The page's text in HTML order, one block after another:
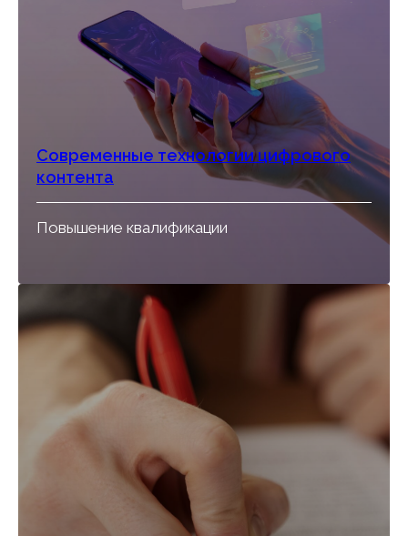
Современные технологии цифрового
контента
Повышение квалификации